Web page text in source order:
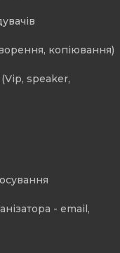
копіювання)
(Vip, speaker,
- email,